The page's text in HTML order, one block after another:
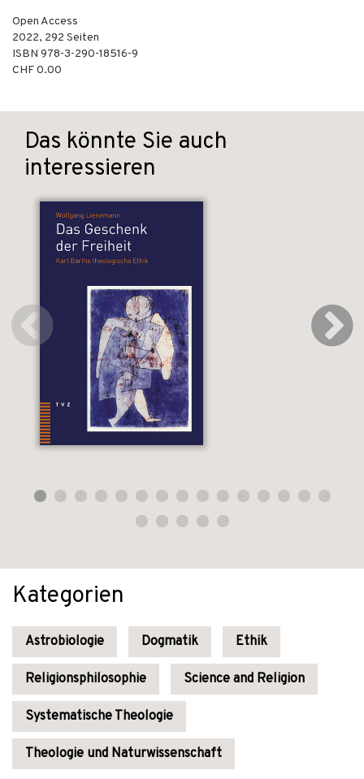
Open Access
2022, 292 Seiten
ISBN 978-3-290-18516-9
CHF 0.00
Das könnte Sie auch
interessieren
Kategorien
Astrobiologie Dogmatik Ethik
Religionsphilosophie Science and Religion
Systematische Theologie
Theologie und Naturwissenschaft